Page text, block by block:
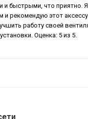
и быстрыми, что приятно.
и рекомендую этот
работу своей
установки. Оценка: 5 из 5.